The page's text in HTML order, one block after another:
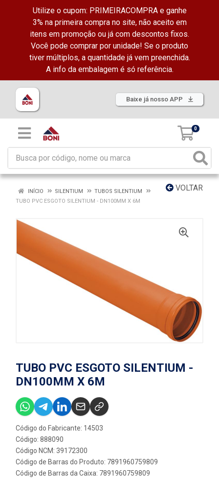
Utilize o cupom: PRIMEIRACOMPRA e ganhe
3% na primeira compra no site, não aceito em
itens em promoção ou já com descontos fixos.
Você pode comprar por unidade! Se o produto
tiver múltiplos, a quantidade já vem preenchida.
A info da embalagem é só referência.
Baixe já nosso APP
0
VOLTAR
INÍCIO SILENTIUM
TUBOS SILENTIUM
TUBO PVC ESGOTO SILENTIUM - DN100MM X 6M
TUBO PVC ESGOTO SILENTIUM -
DN100MM X 6M
Código do Fabricante: 14503
Código: 888090
Código NCM: 39172300
Código de Barras do Produto: 7891960759809
Código de Barras da Caixa: 7891960759809